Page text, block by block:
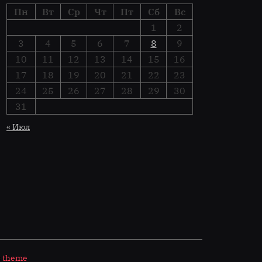
Пн
Вт Ср Чт Пт Сб
Вс
1
2
3
4 5 6 7 8
9
10
11 12 13 14 15
16
17
18 19 20 21 22
23
24
25 26 27 28 29
30
31
« Июл
theme